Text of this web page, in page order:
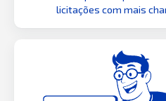
licitações com mais